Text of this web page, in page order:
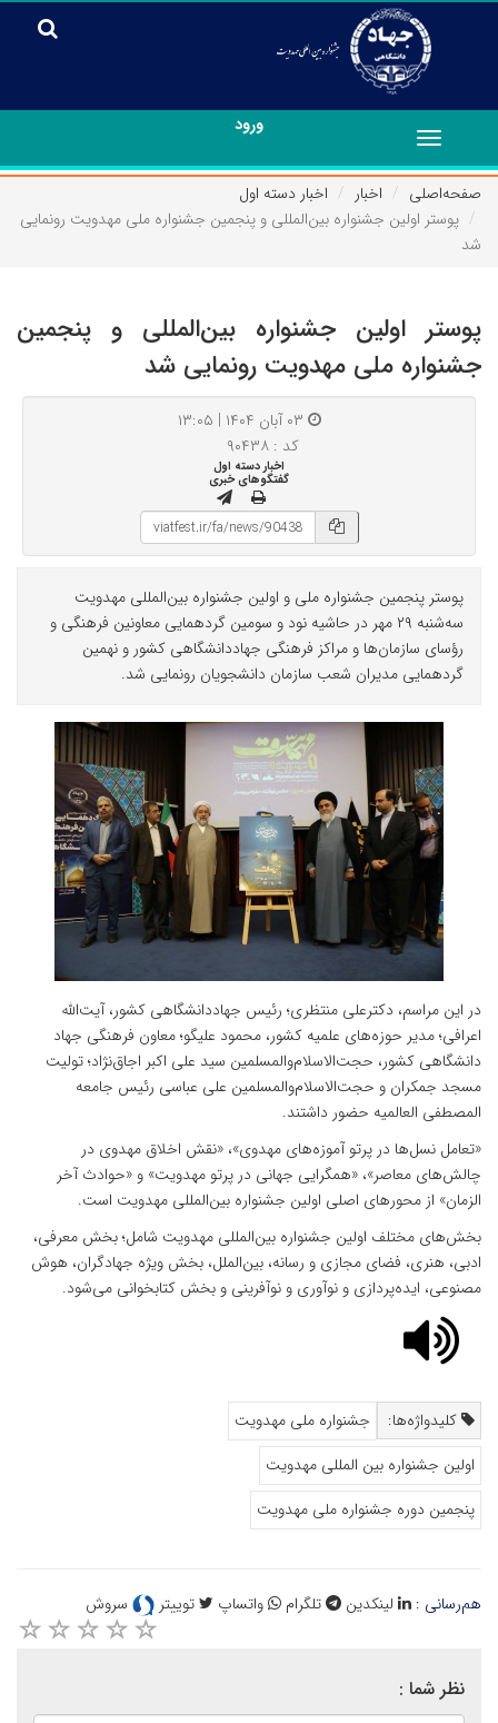
ورود
Toggle
navigation
صفحه‌اصلی
اخبار
اخبار دسته اول
پوستر اولین جشنواره بین‌المللی و پنجمین جشنواره ملی مهدویت رونمایی
شد
پوستر اولین جشنواره بین‌المللی و پنجمین
جشنواره ملی مهدویت رونمایی شد
کد : ۹۰۴۳۸
اخبار دسته اول
گفتگوهای خبری
پوستر پنجمین جشنواره ملی و اولین جشنواره بین‌المللی مهدویت
سه‌شنبه ۲۹ مهر در حاشیه نود و سومین گردهمایی معاونین فرهنگی و
رؤسای سازمان‌ها و مراکز فرهنگی جهاددانشگاهی کشور و نهمین
گردهمایی مدیران شعب سازمان دانشجویان رونمایی شد.
در این مراسم، دکترعلی منتظری؛ رئیس جهاددانشگاهی کشور، آیت‌الله
اعرافی؛ مدیر حوزه‌های علمیه کشور، محمود علیگو؛ معاون فرهنگی جهاد
دانشگاهی کشور، حجت‌الاسلام‌والمسلمین سید علی اکبر اجاق‌نژاد؛ تولیت
مسجد جمکران و حجت‌الاسلام‌والمسلمین علی عباسی رئیس جامعه
المصطفی العالمیه حضور داشتند.
«تعامل نسل‌ها در پرتو آموزه‌های مهدوی»، «نقش اخلاق مهدوی در
چالش‌های معاصر»، «همگرایی جهانی در پرتو مهدویت» و «حوادث آخر
الزمان» از محورهای اصلی اولین جشنواره بین‌المللی مهدویت است.
بخش‌های مختلف اولین جشنواره بین‌المللی مهدویت شامل؛ بخش معرفی،
ادبی، هنری، فضای مجازی و رسانه، بین‌الملل، بخش ویژه جهادگران، هوش
مصنوعی، ایده‌پردازی و نوآوری و نوآفرینی و بخش کتابخوانی می‌شود.
کلیدواژه‌ها:
جشنواره ملی مهدویت
اولین جشنواره بین المللی مهدویت
پنجمین دوره جشنواره ملی مهدویت
هم‌رسانی : لینکدین تلگرام واتساپ توییتر سروش
نظر شما :